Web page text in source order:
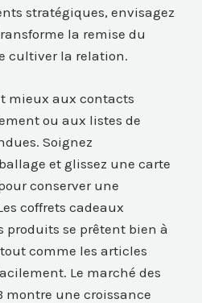
stratégiques, envisagez
la remise du
cultiver la relation.
mieux aux contacts
ou aux listes de
Soignez
et glissez une carte
conserver une
coffrets cadeaux
produits se prêtent bien à
comme les articles
Le marché des
montre une croissance